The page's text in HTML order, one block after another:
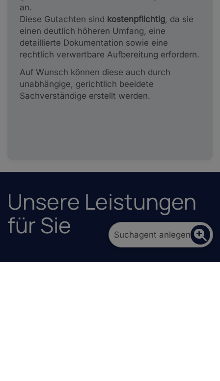
an.
Diese Gutachten sind kostenpflichtig, da sie
einen deutlich höheren Umfang, eine
detaillierte Dokumentation sowie eine
rechtlich verwertbare Aufbereitung erfordern.
Auf Wunsch können diese auch durch
unabhängige, gerichtlich beeidete
Sachverständige erstellt werden.
Unsere Leistungen
für Sie
Suchagent anlegen